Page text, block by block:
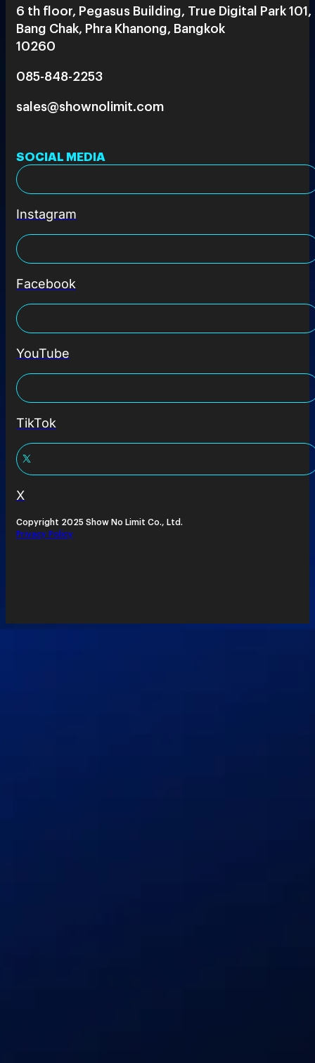
6 th floor, Pegasus Building, True Digital Park 101,
Bang Chak, Phra Khanong, Bangkok
10260
085-848-2253
sales@shownolimit.com
SOCIAL MEDIA
Instagram
Facebook
YouTube
TikTok
X
Copyright 2025 Show No Limit Co., Ltd.
Privacy Policy